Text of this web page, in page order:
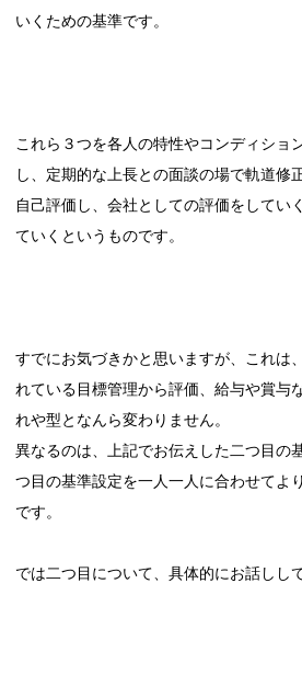
いくための基準です。
これら３つを各人の特性やコンディショ
し、定期的な上長との面談の場で軌道修
自己評価し、会社としての評価をしてい
ていくというものです。
すでにお気づきかと思いますが、これは
れている目標管理から評価、給与や賞与
れや型となんら変わりません。
異なるのは、上記でお伝えした二つ目の
つ目の基準設定を一人一人に合わせてよ
です。
では二つ目について、具体的にお話しし